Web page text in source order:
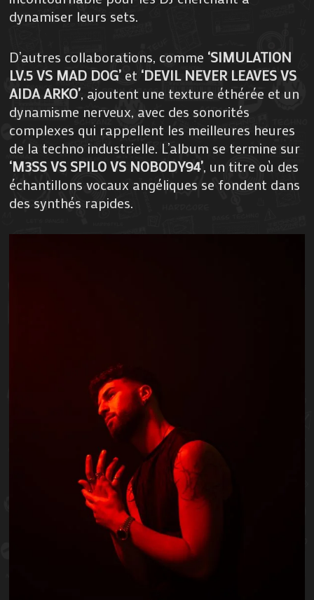
dynamiser leurs sets.
D’autres collaborations, comme ‘SIMULATION
LV.5 VS MAD DOG’ et ‘DEVIL NEVER LEAVES VS
AIDA ARKO’, ajoutent une texture éthérée et un
dynamisme nerveux, avec des sonorités
complexes qui rappellent les meilleures heures
de la techno industrielle. L’album se termine sur
‘M3SS VS SPILO VS NOBODY94’, un titre où des
échantillons vocaux angéliques se fondent dans
des synthés rapides.